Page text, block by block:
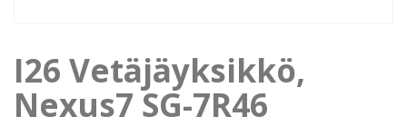
I26 Vetäjäyksikkö,
Nexus7 SG-7R46